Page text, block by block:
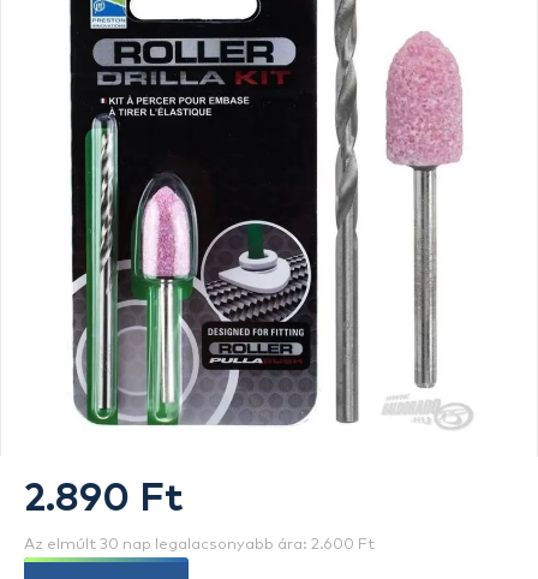
2.890 Ft
Az elmúlt 30 nap legalacsonyabb ára: 2.600 Ft